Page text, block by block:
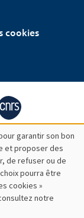
cookies
garantir son bon
et proposer des
de refuser ou de
pourra être
cookies »
notre